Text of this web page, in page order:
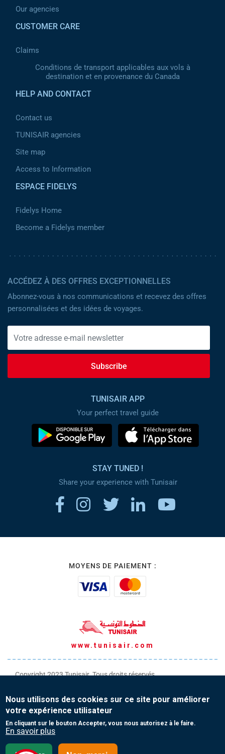
Our agencies
CUSTOMER CARE
Claims
Conditions de transport applicables aux vols à
destination et en provenance du Canada
HELP AND CONTACT
Contact us
TUNISAIR agencies
Site map
Access to Information
ESPACE FIDELYS
Fidelys Home
Become a Fidelys member
ACCÉDEZ À DES OFFRES EXCEPTIONNELLES
Abonnez-vous à nos communications et recevez des offres
personnalisées et des idées de voyages.
Subscribe
TUNISAIR APP
Your perfect travel guide
STAY TUNED !
Share your experience with Tunisair
MOYENS DE PAIEMENT :
www.tunisair.com
Copyright 2023 Tunisair. Tous droits réservés
Conditions générales de Vente
Protection de vos données personnelles
Nous utilisons des cookies sur ce site pour améliorer
votre expérience utilisateur
En cliquant sur le bouton Accepter, vous nous autorisez à le faire.
En savoir plus